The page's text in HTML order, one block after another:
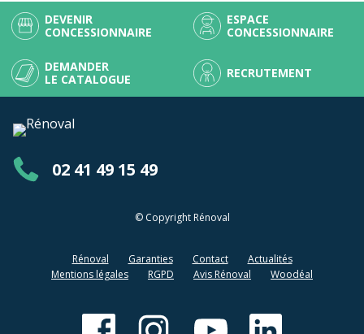
02 41 49 15 49
DEVENIR
CONCESSIONNAIRE
ESPACE
CONCESSIONNAIRE
DEMANDER
LE CATALOGUE
RECRUTEMENT
© Copyright Rénoval
Rénoval Garanties Contact
Actualités
Mentions légales
RGPD Avis Rénoval Woodéal